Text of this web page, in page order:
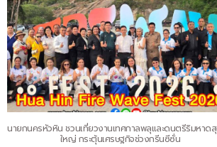
นายกนครหัวหิน ชวนเที่ยวงานเทศกาลพลุและดนตรีริมหาด
ใหญ่ กระตุ้นเศรษฐกิจช่วงกรีนซีซั่น